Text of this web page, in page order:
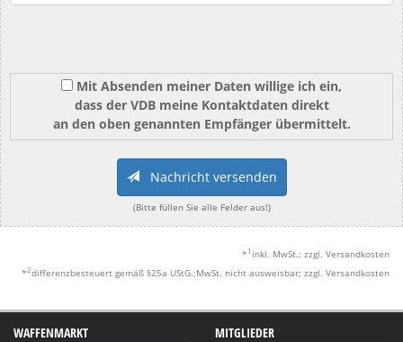
Mit Absenden meiner Daten willige ich ein,
dass der VDB meine Kontaktdaten direkt
an den oben genannten Empfänger übermittelt.
Nachricht versenden
(Bitte füllen Sie alle Felder aus!)
* 1 inkl. MwSt.; zzgl. Versandkosten
*2differenzbesteuert gemäß §25a UStG.;MwSt. nicht ausweisbar; zzgl. Versandkosten
WAFFENMARKT MITGLIEDER